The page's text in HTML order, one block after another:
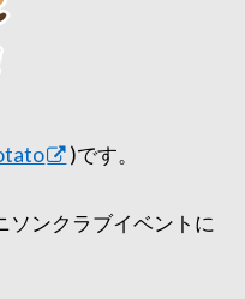
)です。
ソンクラブイベントに